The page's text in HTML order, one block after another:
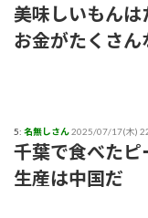
美味しいもん
お金がたくさ
5: 名無しさん2025/07/17(木)
千葉で食べたピ
生産は中国だ